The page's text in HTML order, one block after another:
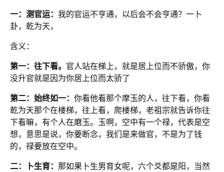
一：测官运： 我的官运不亨通，以后会不会亨通？一卜
卦，乾为天，
含义：
第一：往下看。 官人站在梯上，就是居上位而不骄傲，你
没升官就是因为你居上位而太骄了
第二：始终如一： 你看他看那个摩玉的人，往下看，你看
乾为天那个在楼梯，往上看，爬楼梯，老祖宗就告诉你往
下看嘛，有个人在磨玉。玉啊，空中有一个禄，代表是空
想，意思是说，你要断念，我们是来做官，不是为了钱
的，禄要放在空中。
二：卜生育： 那如果卜生男育女呢，六个爻都是阳，当然